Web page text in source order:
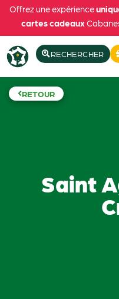
Offrez une expérience
cartes cadeaux
RECHERCHER
RETOUR
Saint